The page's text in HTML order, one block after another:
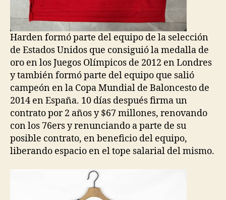
Harden formó parte del equipo de la selección
de Estados Unidos que consiguió la medalla de
oro en los Juegos Olímpicos de 2012 en Londres
y también formó parte del equipo que salió
campeón en la Copa Mundial de Baloncesto de
2014 en España. 10 días después firma un
contrato por 2 años y $67 millones, renovando
con los 76ers y renunciando a parte de su
posible contrato, en beneficio del equipo,
liberando espacio en el tope salarial del mismo.